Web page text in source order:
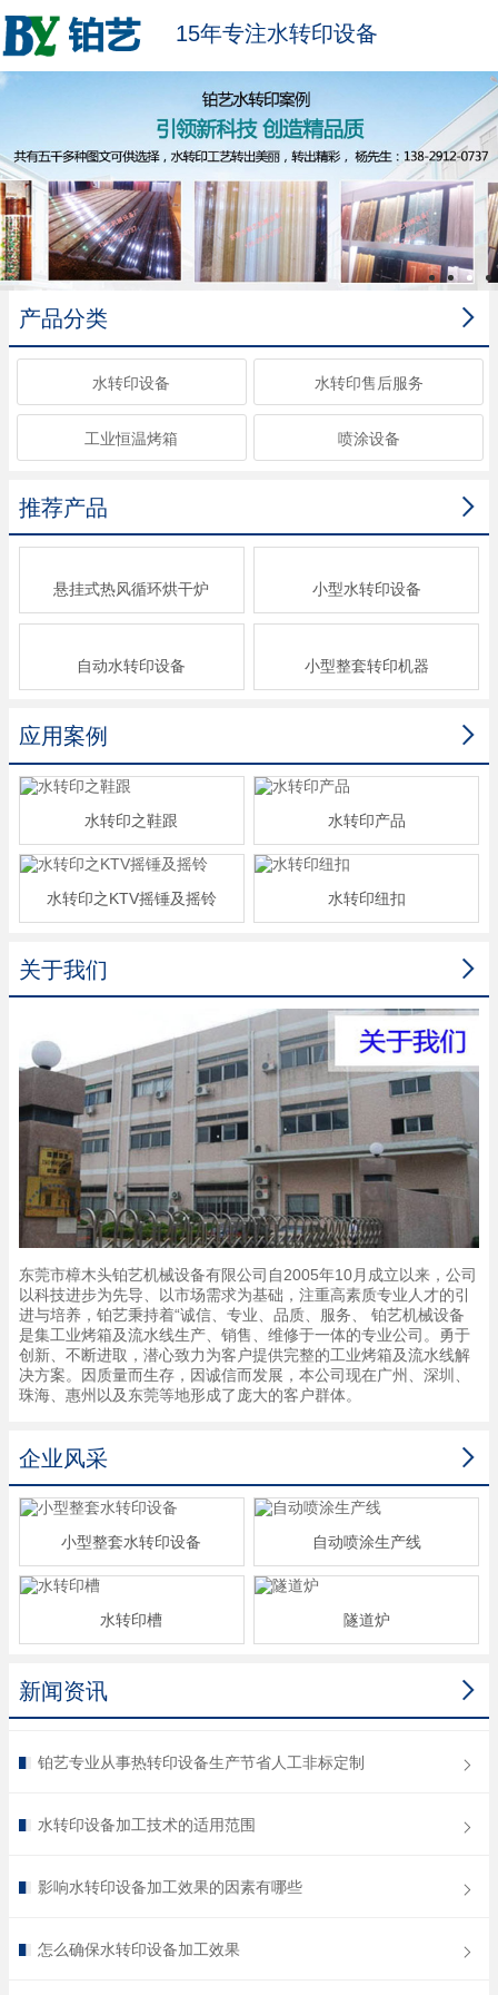
15年专注水转印设备

产品分类
水转印设备 水转印售后服务
工业恒温烤箱 喷涂设备

推荐产品
悬挂式热风循环烘干炉 小型水转印设备
自动水转印设备 小型整套转印机器

应用案例
水转印之鞋跟 水转印产品
水转印之KTV摇锤及摇铃 水转印纽扣

关于我们
东莞市樟木头铂艺机械设备有限公司自2005年10月成立以来，公司
以科技进步为先导、以市场需求为基础，注重高素质专业人才的引
进与培养，铂艺秉持着“诚信、专业、品质、服务、 铂艺机械设备
是集工业烤箱及流水线生产、销售、维修于一体的专业公司。勇于
创新、不断进取，潜心致力为客户提供完整的工业烤箱及流水线解
决方案。因质量而生存，因诚信而发展，本公司现在广州、深圳、
珠海、惠州以及东莞等地形成了庞大的客户群体。

企业风采
小型整套水转印设备 自动喷涂生产线
水转印槽 隧道炉

新闻资讯
铂艺专业从事热转印设备生产节省人工非标定制
水转印设备加工技术的适用范围
影响水转印设备加工效果的因素有哪些
怎么确保水转印设备加工效果